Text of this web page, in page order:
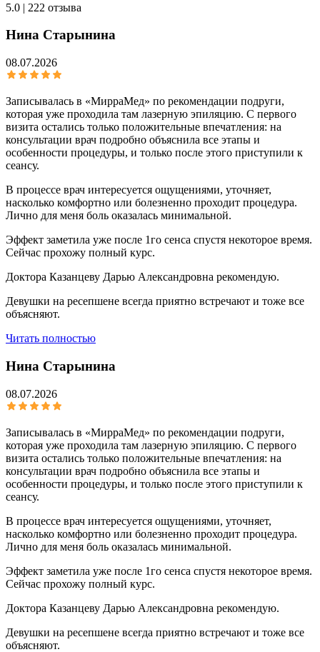
5.0 | 222 отзыва
Нина Старынина
08.07.2026
Записывалась в «МирраМед» по рекомендации подруги,
которая уже проходила там лазерную эпиляцию. С первого
визита остались только положительные впечатления: на
консультации врач подробно объяснила все этапы и
особенности процедуры, и только после этого приступили к
сеансу.
В процессе врач интересуется ощущениями, уточняет,
насколько комфортно или болезненно проходит процедура.
Лично для меня боль оказалась минимальной.
Эффект заметила уже после 1го сенса спустя некоторое время.
Сейчас прохожу полный курс.
Доктора Казанцеву Дарью Александровна рекомендую.
Девушки на ресепшене всегда приятно встречают и тоже все
объясняют.
Читать полностью
Нина Старынина
08.07.2026
Записывалась в «МирраМед» по рекомендации подруги,
которая уже проходила там лазерную эпиляцию. С первого
визита остались только положительные впечатления: на
консультации врач подробно объяснила все этапы и
особенности процедуры, и только после этого приступили к
сеансу.
В процессе врач интересуется ощущениями, уточняет,
насколько комфортно или болезненно проходит процедура.
Лично для меня боль оказалась минимальной.
Эффект заметила уже после 1го сенса спустя некоторое время.
Сейчас прохожу полный курс.
Доктора Казанцеву Дарью Александровна рекомендую.
Девушки на ресепшене всегда приятно встречают и тоже все
объясняют.